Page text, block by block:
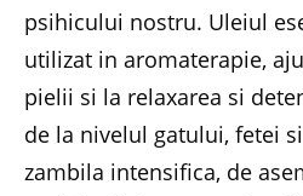
psihicului nostru. Uleiul
utilizat in aromaterapie,
pielii si la relaxarea si
de la nivelul gatului, fetei
zambila intensifica, de